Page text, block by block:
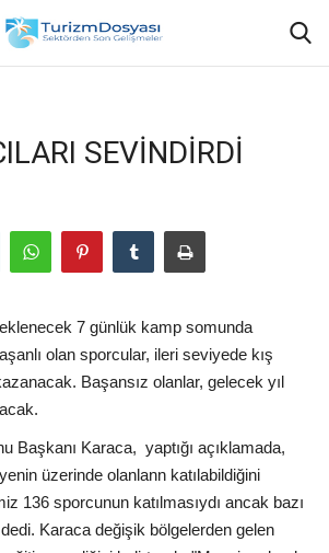
SEVİNDİRDİ
7 günlük kamp somunda
olan sporcular, ileri seviyede kış
Başansız olanlar, gelecek yıl
Başkanı Karaca, yaptığı açıklamada,
üzerinde olanlann katılabildiğini
136 sporcunun katılmasıydı ancak bazı
Karaca değişik bölgelerden gelen